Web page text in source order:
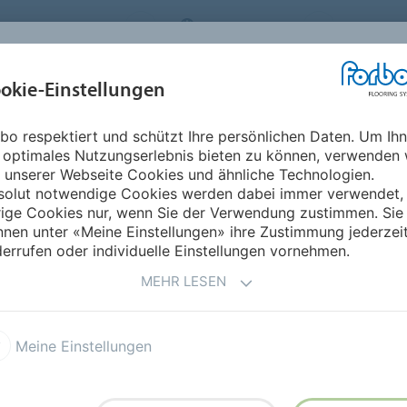
SYSTEMS SWITZERLAND
EINSATZBEREICHE NACHHALTIGKEIT
Hague Airport College
ZURÜCK ZUR
Hague Airport
Einstellungen
respektiert und schützt Ihre persönlichen Daten. Um
Nutzungserlebnis bieten zu können, verwenden
unserer Webseite Cookies und ähnliche Technologien.
notwendige Cookies werden dabei immer verwendet,
Cookies nur, wenn Sie der Verwendung zustimmen. Sie
unter «Meine Einstellungen» ihre Zustimmung
oder individuelle Einstellungen vornehmen.
MEHR LESEN
Meine Einstellungen